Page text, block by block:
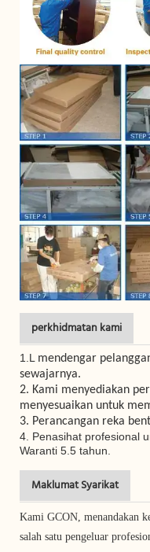
perkhidmatan kami
1.L mendengar
sewajarnya.
2. Kami menyediakan
menyesuaikan untuk
3. Perancangan reka
4. Penasihat profesional
Waranti 5.5 tahun.
Maklumat Syarikat
Kami GCON, menandakan
salah satu pengeluar